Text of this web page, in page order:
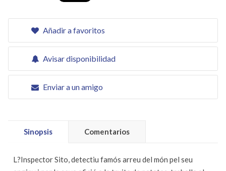
Añadir a favoritos
Avisar disponibilidad
Enviar a un amigo
Sinopsis Comentarios
L?Inspector Sito, detectiu famós arreu del món pel seu